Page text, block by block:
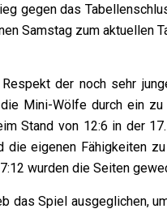
gegen das
Samstag zum aktuellen
der noch sehr
Mini-Wölfe durch ein
Stand von 12:6 in der
eigenen Fähigkeiten
wurden die Seiten
das Spiel ausgeglichen,